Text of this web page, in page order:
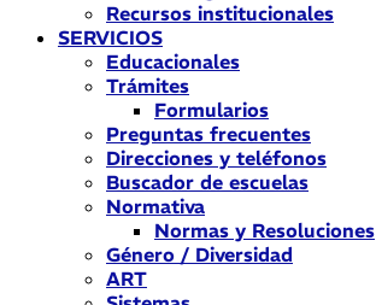
Recursos institucionales
SERVICIOS
Educacionales
Trámites
Formularios
Preguntas frecuentes
Direcciones y teléfonos
Buscador de escuelas
Normativa
Normas y Resoluciones
Género / Diversidad
ART